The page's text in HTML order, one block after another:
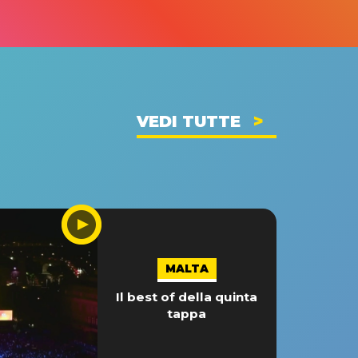
VEDI TUTTE
MALTA
Il best of della quinta
tappa